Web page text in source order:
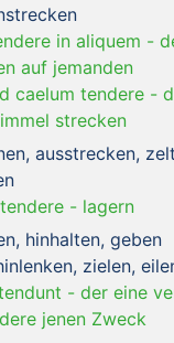
in aliquem -
auf jemanden
caelum tendere -
strecken
ausstrecken,
- lagern
hinhalten, geben
zielen,
- der eine
jenen Zweck